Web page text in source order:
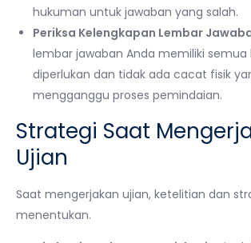
hukuman untuk jawaban yang salah.
Periksa Kelengkapan Lembar
lembar jawaban Anda memiliki semua
diperlukan dan tidak ada cacat fisik
mengganggu proses pemindaian.
Strategi Saat
Ujian
Saat mengerjakan ujian, ketelitian dan
menentukan.